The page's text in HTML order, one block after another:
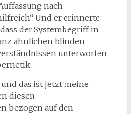
nach
Und er erinnerte
der Systembegriff in
ähnlichen blinden
unterworfen
das ist jetzt meine
diesen
bezogen auf den